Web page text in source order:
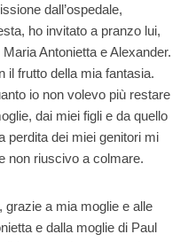
dall’ospedale,
ho invitato a pranzo lui,
Antonietta e Alexander.
il frutto della mia fantasia.
io non volevo più restare
dai miei figli e da quello
perdita dei miei genitori mi
non riuscivo a colmare.
grazie a mia moglie e alle
e dalla moglie di Paul